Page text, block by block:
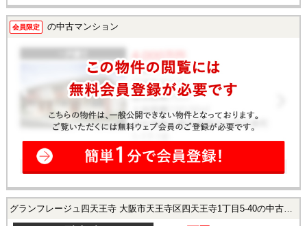
会員限定 の中古マンション
グランフレージュ四天王寺 大阪市天王寺区四天王寺1丁目5-40の中古マンション